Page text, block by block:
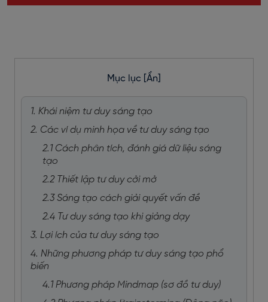
Mục lục [Ẩn]
1. Khái niệm tư duy sáng tạo
2. Các ví dụ minh họa về tư duy sáng tạo
2.1 Cách phân tích, đánh giá dữ liệu sáng
tạo
2.2 Thiết lập tư duy cởi mở
2.3 Sáng tạo cách giải quyết vấn đề
2.4 Tư duy sáng tạo khi giảng dạy
3. Lợi ích của tư duy sáng tạo
4. Những phương pháp tư duy sáng tạo phổ
biến
4.1 Phương pháp Mindmap (sơ đồ tư duy)